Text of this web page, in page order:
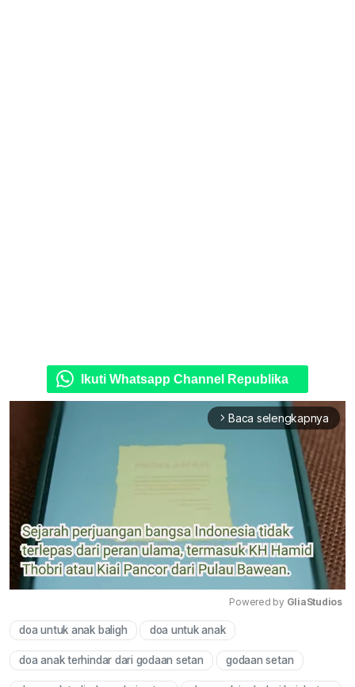
Ikuti Whatsapp Channel Republika
arrow_forward_ios Baca selengkapnya
Powered by GliaStudios
doa untuk anak baligh doa untuk anak
doa anak terhindar dari godaan setan godaan setan